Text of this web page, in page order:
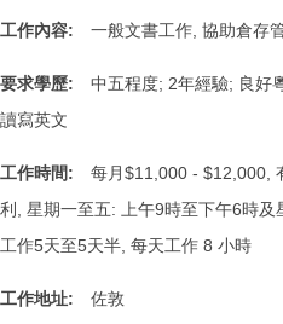
工作內容: 一般文書工作, 協助倉存
要求學歷:
中五程度; 2年經驗; 良好
讀寫英文
工作時間:
每月$11,000 - $12,000,
利, 星期一至五: 上午9時至下午6時及
工作5天至5天半, 每天工作 8 小時
工作地址: 佐敦